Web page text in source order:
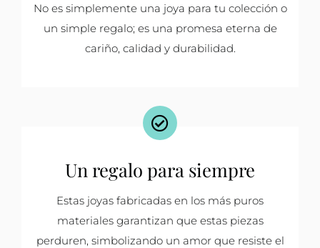
No es simplemente una joya para tu colección o
un simple regalo; es una promesa eterna de
cariño, calidad y durabilidad.
Un regalo para siempre
Estas joyas fabricadas en los más puros
materiales garantizan que estas piezas
perduren, simbolizando un amor que resiste el